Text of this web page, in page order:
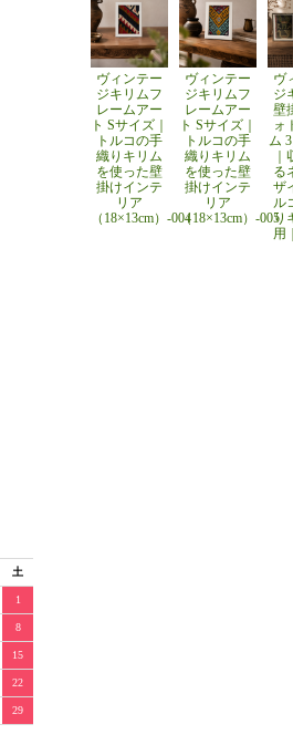
土
1
8
15
22
29
ヴィンテー
ジキリムフ
レームアー
ト Sサイズ｜
トルコの手
織りキリム
を使った壁
掛けインテ
リア
（18×13cm）-004
ヴィンテー
ジキリムフ
レームアー
ト Sサイズ｜
トルコの手
織りキリム
を使った壁
掛けインテ
リア
（18×13cm）-005
ヴ
ジ
壁
ォ
ム
る
ザ
ル
り
用